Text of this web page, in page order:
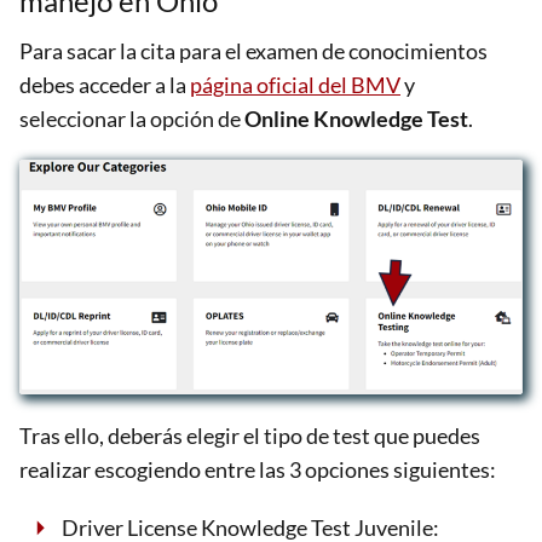
Para sacar la cita para el examen de conocimientos
debes acceder a la página oficial del BMVy
seleccionar la opción deOnline Knowledge Test.
Tras ello, deberás elegir el tipo de test que puedes
realizar escogiendo entre las 3 opciones siguientes:
Driver License Knowledge Test Juvenile: